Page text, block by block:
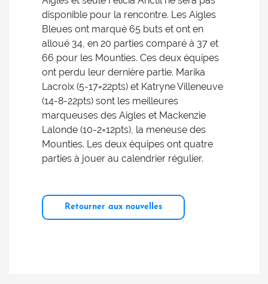
disponible pour la rencontre. Les Aigles
Bleues ont marqué 65 buts et ont en
alloué 34, en 20 parties comparé à 37 et
66 pour les Mounties. Ces deux équipes
ont perdu leur dernière partie. Marika
Lacroix (5-17=22pts) et Katryne Villeneuve
(14-8-22pts) sont les meilleures
marqueuses des Aigles et Mackenzie
Lalonde (10-2=12pts), la meneuse des
Mounties. Les deux équipes ont quatre
parties à jouer au calendrier régulier.
Retourner aux nouvelles